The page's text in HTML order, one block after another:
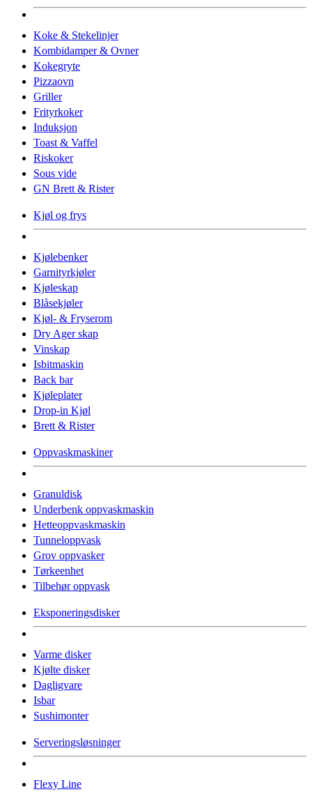
Koke & Stekelinjer
Kombidamper & Ovner
Kokegryte
Pizzaovn
Griller
Frityrkoker
Induksjon
Toast & Vaffel
Riskoker
Sous vide
GN Brett & Rister
Kjøl og frys
Kjølebenker
Garnityrkjøler
Kjøleskap
Blåsekjøler
Kjøl- & Fryserom
Dry Ager skap
Vinskap
Isbitmaskin
Back bar
Kjøleplater
Drop-in Kjøl
Brett & Rister
Oppvaskmaskiner
Granuldisk
Underbenk oppvaskmaskin
Hetteoppvaskmaskin
Tunneloppvask
Grov oppvasker
Tørkeenhet
Tilbehør oppvask
Eksponeringsdisker
Varme disker
Kjølte disker
Dagligvare
Isbar
Sushimonter
Serveringsløsninger
Flexy Line